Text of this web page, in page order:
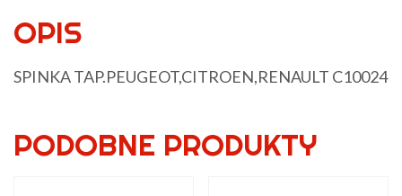
OPIS
SPINKA TAP.PEUGEOT,CITROEN,RENAULT C10024
PODOBNE PRODUKTY